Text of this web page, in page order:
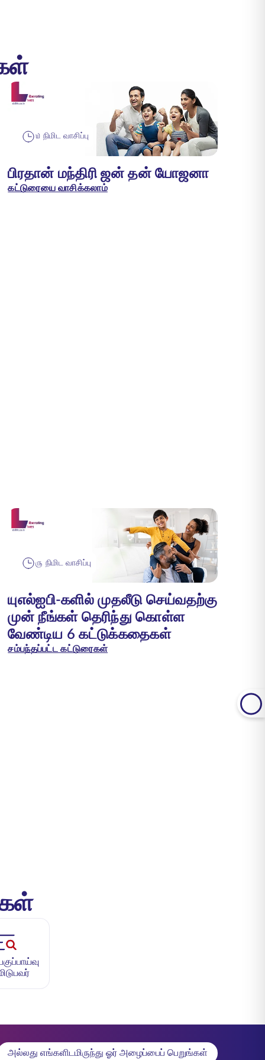
௰ நிமிட வாசிப்பு
பிரதான் மந்திரி ஜன் தன் யோஜனா
கட்டுரையை வாசிக்கலாம்
௫ நிமிட வாசிப்பு
யுஎல்ஐபி-களில் முதலீடு செய்வதற்கு
முன் நீங்கள் தெரிந்து கொள்ள
வேண்டிய 6 கட்டுக்கதைகள்
சம்பந்தப்பட்ட கட்டுரைகள்
அல்லது எங்களிடமிருந்து ஓர் அழைப்பைப் பெறுங்கள்